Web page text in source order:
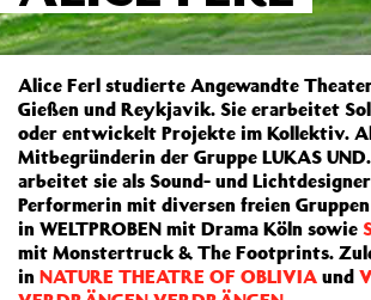
Alice Ferl studierte Angewandte
Gießen und Reykjavik. Sie erarbeitet
oder entwickelt Projekte im Kollektiv.
Mitbegründerin der Gruppe LUKAS
arbeitet sie als Sound- und
Performerin mit diversen freien Gruppen
in WELTPROBEN mit Drama Köln sowie
mit Monstertruck & The Footprints.
in NATURE THEATRE OF OBLIVIA und